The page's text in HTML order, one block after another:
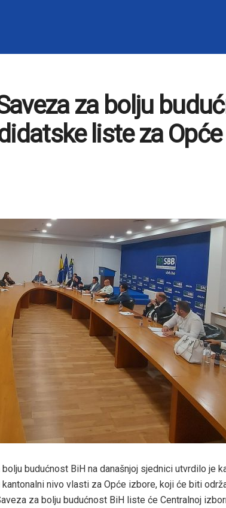
za bolju
liste za Opće
budućnost BiH na današnjoj sjednici utvrdilo je
nivo vlasti za Opće izbore, koji će biti
za bolju budućnost BiH liste će Centralnoj